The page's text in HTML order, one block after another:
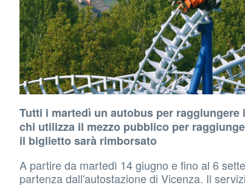
Tutti i martedì un autobus per
chi utilizza il mezzo pubblico per
il biglietto sarà rimborsato
A partire da martedì 14 giugno e fino al 6
partenza dall'autostazione di Vicenza. Il